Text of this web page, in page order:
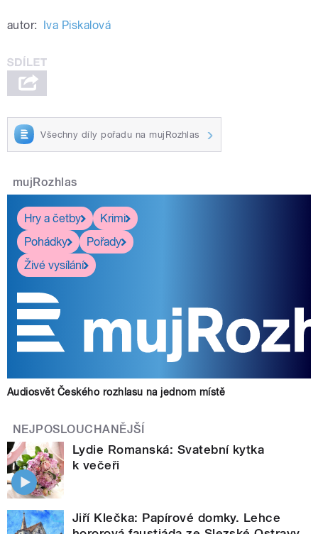
autor: Iva Piskalová
Všechny díly pořadu na mujRozhlas
mujRozhlas
Hry a četby
Krimi
Pohádky
Pořady
Živé vysílání
Audiosvět Českého rozhlasu na jednom místě
NEJPOSLOUCHANĚJŠÍ
Lydie Romanská: Svatební kytka
k večeři
Jiří Klečka: Papírové domky. Lehce